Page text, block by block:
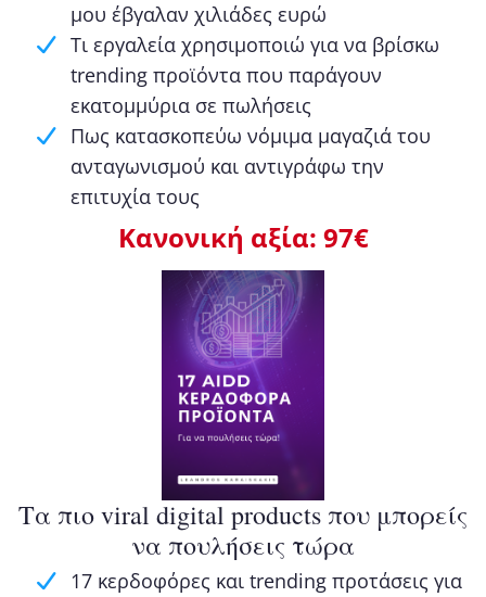
μου έβγαλαν χιλιάδες ευρώ
Τι εργαλεία χρησιμοποιώ για να βρίσκω
trending προϊόντα που παράγουν
εκατομμύρια σε πωλήσεις
Πως κατασκοπεύω νόμιμα μαγαζιά του
ανταγωνισμού και αντιγράφω την
επιτυχία τους
Κανονική αξία: 97€
Τα πιο viral digital products που μπορείς
να πουλήσεις τώρα
17 κερδοφόρες και trending προτάσεις για